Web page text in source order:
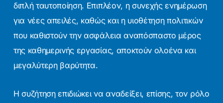
διπλή ταυτοποίηση. Επιπλέον, η συνεχής ενημέρωση
για νέες απειλές, καθώς και η υιοθέτηση πολιτικών
που καθιστούν την ασφάλεια αναπόσπαστο μέρος
της καθημερινής εργασίας, αποκτούν ολοένα και
μεγαλύτερη βαρύτητα.
Η συζήτηση επιδιώκει να αναδείξει, επίσης, τον ρόλο